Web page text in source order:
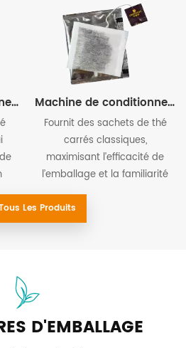
Machine de conditionnement de sacs pyramidaux/triangles Machine de conditionnement de sachets de thé carrés
Fournit des sachets de thé
carrés classiques,
maximisant l’efficacité de
l’emballage et la familiarité
du consommateur.
Les Produits
D'EMBALLAGE